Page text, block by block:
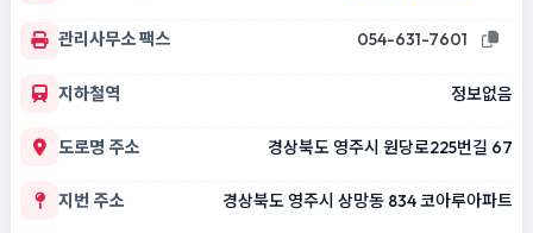
관리사무소 팩스 054-631-7601
지하철역 정보없음
도로명 주소 경상북도 영주시 원당로225번길 67
지번 주소 경상북도 영주시 상망동 834 코아루아파트